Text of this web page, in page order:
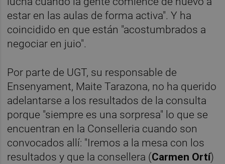
estar en las aulas de forma activa". Y ha
coincidido en que están "acostumbrados a
negociar en juio".
Por parte de UGT, su responsable de
Ensenyament, Maite Tarazona, no ha querido
adelantarse a los resultados de la consulta
porque "siempre es una sorpresa" lo que se
encuentran en la Conselleria cuando son
convocados allí: "Iremos a la mesa con los
resultados y que la consellera (Carmen Ortí)